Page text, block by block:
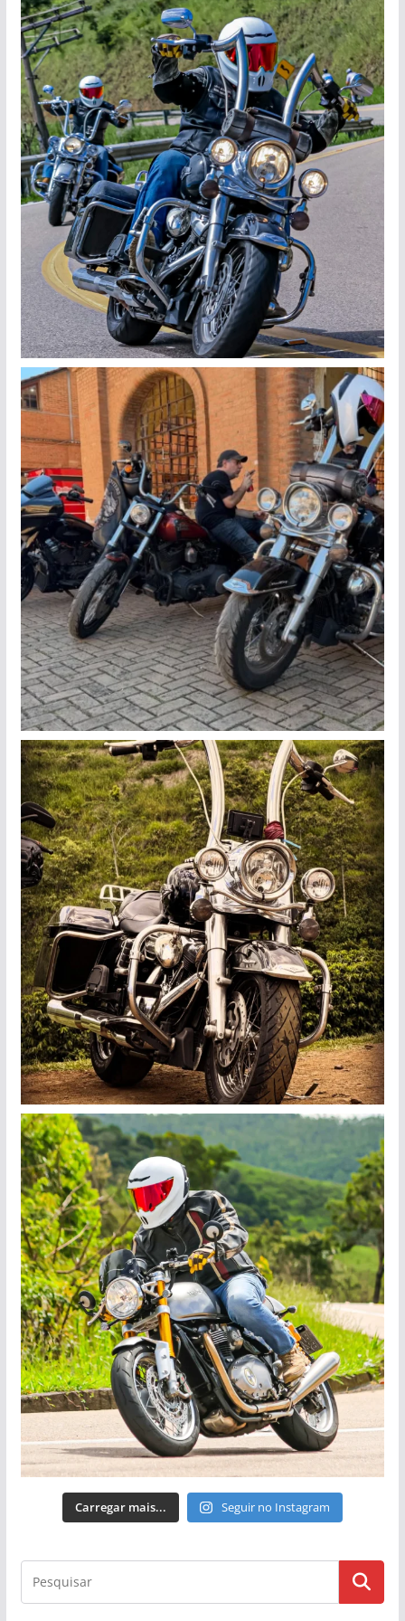
Carregar mais... Seguir no Instagram